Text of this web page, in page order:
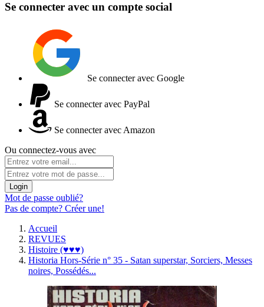
Se connecter avec un compte social
Se connecter avec Google
Se connecter avec PayPal
Se connecter avec Amazon
Ou connectez-vous avec
Login
Mot de passe oublié?
Pas de compte? Créer une!
Accueil
REVUES
Histoire (♥♥♥)
Historia Hors-Série n° 35 - Satan superstar, Sorciers, Messes
noires, Possédés...